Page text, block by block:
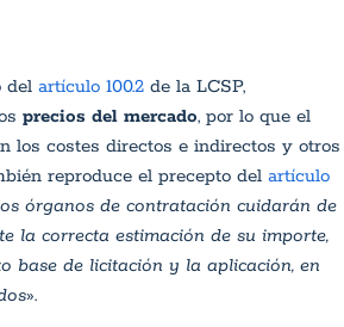
del artículo 100.2 de la LCSP,
precios del mercado, por lo que el
los costes directos e indirectos y otros
reproduce el precepto del artículo
órganos de contratación cuidarán de
la correcta estimación de su importe,
base de licitación y la aplicación, en
».